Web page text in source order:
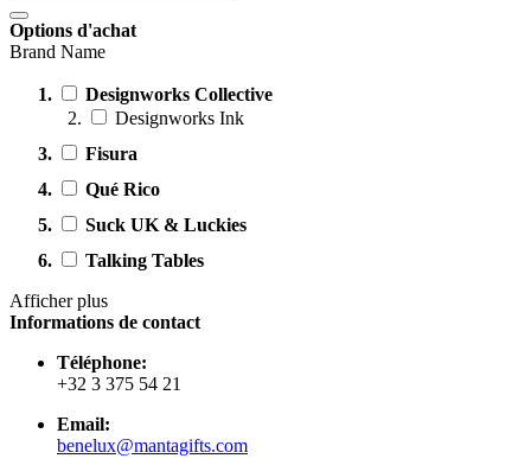
Options d'achat
Brand Name
Designworks Collective
Designworks Ink
Fisura
Qué Rico
Suck UK & Luckies
Talking Tables
Afficher plus
Informations de contact
Téléphone:
+32 3 375 54 21
Email:
benelux@mantagifts.com